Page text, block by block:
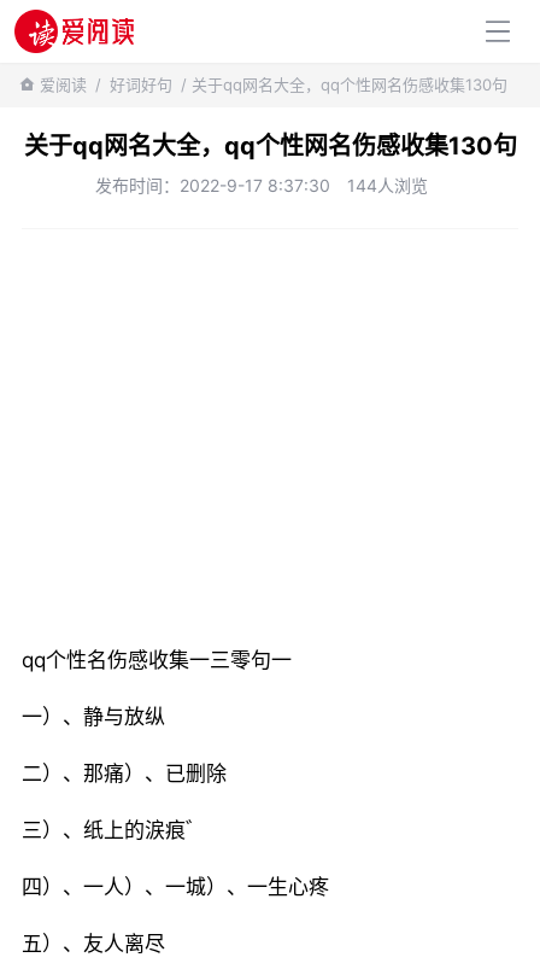
百科知识
爱阅读 / 好词好句 / 关于qq网名大全，qq个性网名伤感收集130句
关于qq网名大全，qq个性网名伤感收集130句
发布时间：2022-9-17 8:37:30 144人浏览
qq个性名伤感收集一三零句一
一）、静与放纵
二）、那痛）、已删除
三）、纸上的涙痕゛
四）、一人）、一城）、一生心疼
五）、友人离尽